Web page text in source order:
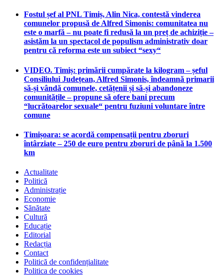
Fostul șef al PNL Timiș, Alin Nica, contestă vinderea
comunelor propusă de Alfred Simonis: comunitatea nu
este o marfă – nu poate fi redusă la un preț de achiziție –
asistăm la un spectacol de populism administrativ doar
pentru că reforma este un subiect “sexy“
VIDEO. Timiș: primării cumpărate la kilogram – șeful
Consiliului Județean, Alfred Simonis, îndeamnă primarii
să-și vândă comunele, cetățenii și să-și abandoneze
comunitățile – propune să ofere bani precum
“lucrătoarelor sexuale“ pentru fuziuni voluntare între
comune
Timișoara: se acordă compensații pentru zboruri
întârziate – 250 de euro pentru zboruri de până la 1.500
km
Actualitate
Politică
Administrație
Economie
Sănătate
Cultură
Educație
Editorial
Redacția
Contact
Politică de confidențialitate
Politica de cookies